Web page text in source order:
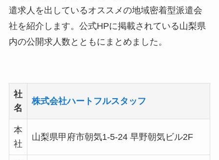
遣求人を出しているオススメの地域密着型派遣会
社を紹介します。公式HPに掲載されている山梨県
内の公開求人数とともにまとめました。
社
名
株式会社ハートフルスタッフ
本
社
山梨県甲府市朝気1-5-24 早野朝気ビル2F